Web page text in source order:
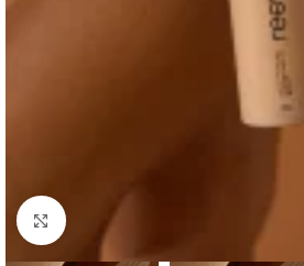
Haga clic para ampliar